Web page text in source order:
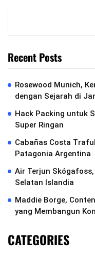
Recent Posts
Rosewood Munich,
dengan Sejarah di
Hack Packing untuk
Super Ringan
Cabañas Costa
Patagonia Argentina
Air Terjun
Selatan Islandia
Maddie Borge,
yang Membangun
CATEGORIES